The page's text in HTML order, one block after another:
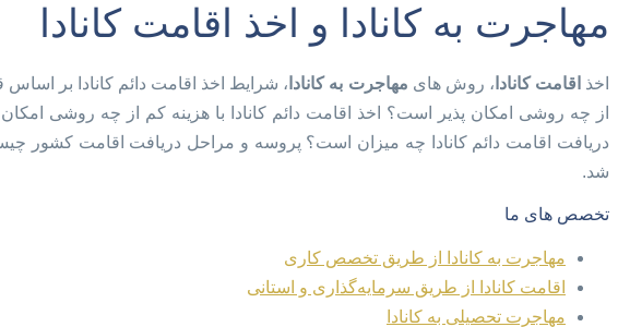
مهاجرت به کانادا و اخذ اقامت کانادا
اخذ اقامت کانادا ، روش های مهاجرت به کانادا ، شرایط اخذ اقامت دائم کانادا بر
از چه روشی امکان پذیر است؟ اخذ اقامت دائم کانادا با هزینه کم از چه روشی
دریافت اقامت دائم کانادا چه میزان است؟ پروسه و مراحل دریافت اقامت کشور
شد.
تخصص های ما
مهاجرت به کانادا از طریق تخصص کاری
اقامت کانادا از طریق سرمایه‌گذاری و استانی
مهاجرت تحصیلی به کانادا